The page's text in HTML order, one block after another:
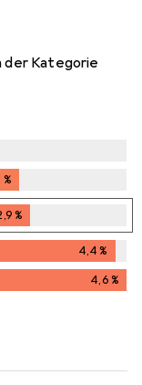
der Kategorie
%
%
4,4%
4,6%